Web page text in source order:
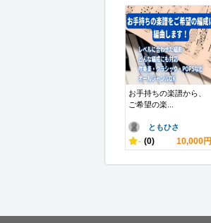
お手持ちの楽譜から、
ご希望の楽...
ともひさ
- (0) 10,000円